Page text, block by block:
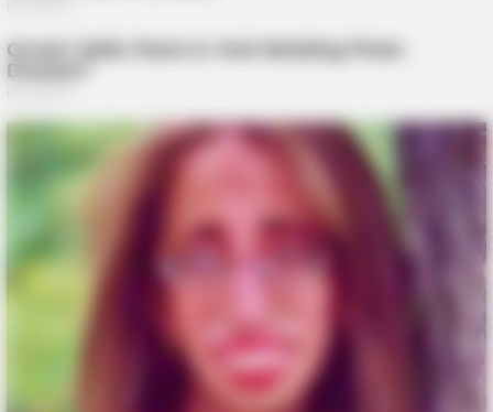
Rare Elephant Birth—Then Nature Delivered A Second Shock
Why Cher Refused To Wear The Yellow Suit For Decades